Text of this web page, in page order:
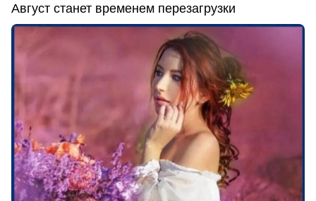
Август станет временем перезагрузки